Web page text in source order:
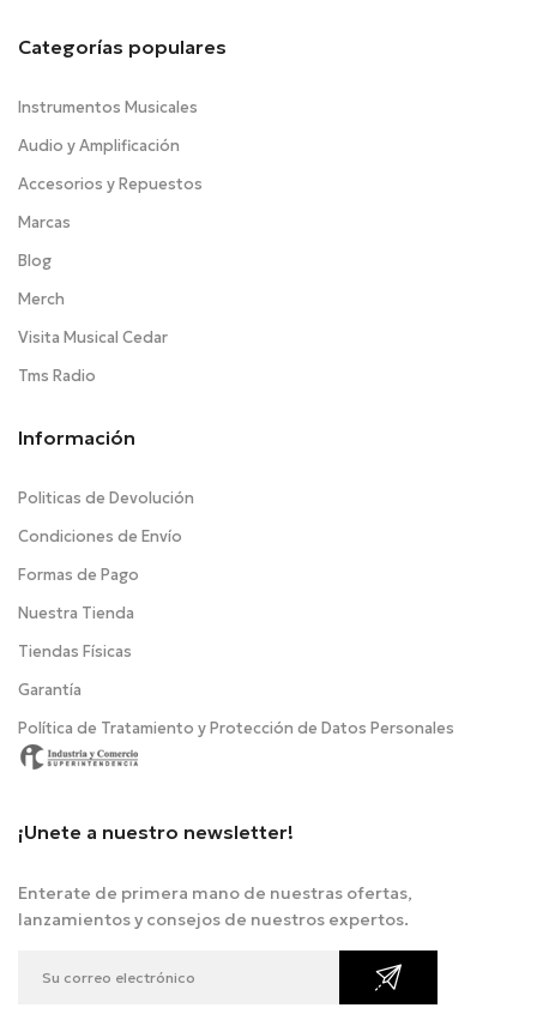
Categorías populares
Instrumentos Musicales
Audio y Amplificación
Accesorios y Repuestos
Marcas
Blog
Merch
Visita Musical Cedar
Tms Radio
Información
Politicas de Devolución
Condiciones de Envío
Formas de Pago
Nuestra Tienda
Tiendas Físicas
Garantía
Política de Tratamiento y Protección de Datos Personales
¡Unete a nuestro newsletter!
Enterate de primera mano de nuestras ofertas,
lanzamientos y consejos de nuestros expertos.